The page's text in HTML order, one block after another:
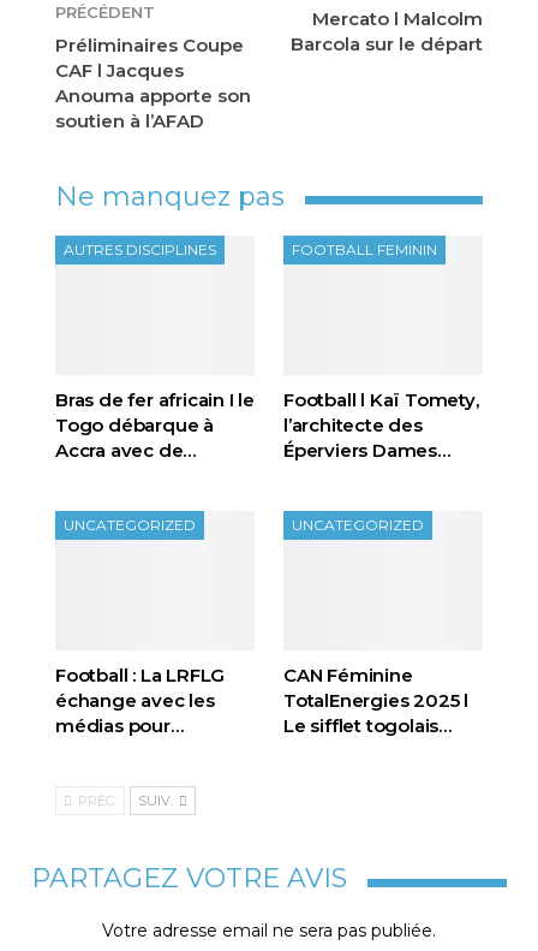
PRÉCÉDENT
Préliminaires Coupe
CAF l Jacques
Anouma apporte son
soutien à l’AFAD
Mercato l Malcolm
Barcola sur le départ
Ne manquez pas
AUTRES DISCIPLINES
Bras de fer africain I le
Togo débarque à
Accra avec de…
FOOTBALL FEMININ
Football l Kaï Tomety,
l’architecte des
Éperviers Dames…
UNCATEGORIZED
Football : La LRFLG
échange avec les
médias pour…
UNCATEGORIZED
CAN Féminine
TotalEnergies 2025 l
Le sifflet togolais…
PRÉC. SUIV.
PARTAGEZ VOTRE AVIS
Votre adresse email ne sera pas publiée.